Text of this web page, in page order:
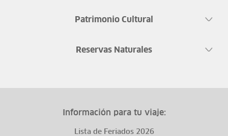
Patrimonio Cultural
Reservas Naturales
Información para tu viaje:
Lista de Feriados 2026